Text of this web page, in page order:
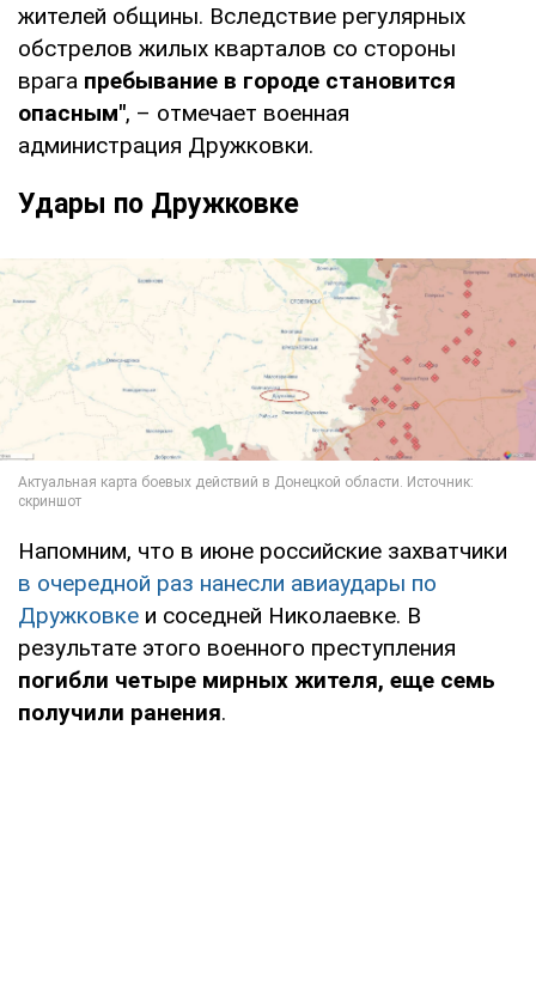
жителей общины. Вследствие регулярных
обстрелов жилых кварталов со стороны
врага пребывание в городе становится
опасным", – отмечает военная
администрация Дружковки.
Удары по Дружковке
Напомним, что в июне российские захватчики
в очередной раз нанесли авиаудары по
Дружковке и соседней Николаевке. В
результате этого военного преступления
погибли четыре мирных жителя, еще семь
получили ранения.